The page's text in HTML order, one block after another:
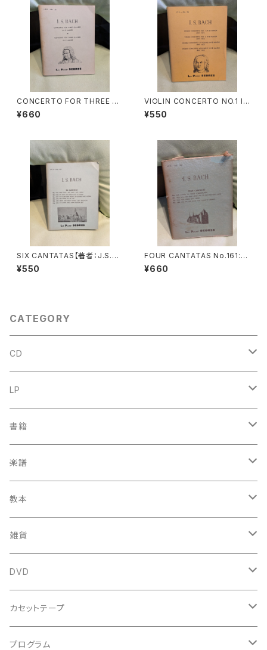
CONCERTO FOR THREE CL
AVIERS IN D MINOR・CONC
ERTO FOR THREE CLAVIER
ORES 1954年
¥660
VIOLIN CONCERTO NO.1 IN
A MINOR(BWV1041) VIOLIN
CONCERTO NO.2 IN E MAJ
INOR(BWV1043) VIOLIN C
ONCERTO MOVEMENT IN
D MAJOR(BWV1045)【著者：
J.S.BACH】出版社：LEA POC
KET SCORES 1958年
¥550
SIX CANTATAS【著者：J.S.BA
CH】出版社：LEA POCKET SC
ORES 1965年
¥550
FOUR CANTATAS No.161:K
OMM, DU SUSSE TODESS
TUNDE No.162:ACH, ICH S
SCORES 1965年
¥660
CATEGORY
CD
古楽
中古CD
鍋島元子関連CD
古楽以外
中古CD
LP
古楽
中古LP
鍋島元子関連LP
古楽以外
中古LP
書籍
古楽関係
中古本
新古本
古楽以外
中古本
中古本
楽譜
古楽関係
スコア
鍵盤用
古楽以外
スコア
教本
古楽関係
古楽以外
雑貨
トートバッグ
バロック
ルネサンス
DVD
古楽
古楽以外
カセットテープ
古楽
プログラム